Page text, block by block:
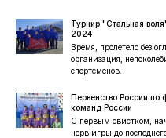
Турнир "Стальная
2024
Время, пролетело без
организация,
спортсменов.
Первенство России
команд России
С первым свистком,
нерв игры до